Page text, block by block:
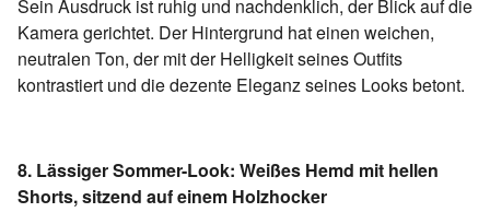
Sein Ausdruck ist ruhig und nachdenklich, der Blick auf die
Kamera gerichtet. Der Hintergrund hat einen weichen,
neutralen Ton, der mit der Helligkeit seines Outfits
kontrastiert und die dezente Eleganz seines Looks betont.
8. Lässiger Sommer-Look: Weißes Hemd mit hellen
Shorts, sitzend auf einem Holzhocker